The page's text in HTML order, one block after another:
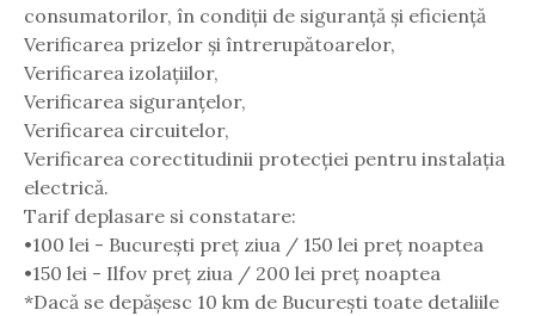
consumatorilor, în condiții de siguranță și eficiență
Verificarea prizelor și întrerupătoarelor,
Verificarea izolațiilor,
Verificarea siguranțelor,
Verificarea circuitelor,
Verificarea corectitudinii protecției pentru instalația
electrică.
Tarif deplasare si constatare:
•100 lei - București preț ziua / 150 lei preț noaptea
•150 lei - Ilfov preț ziua / 200 lei preț noaptea
*Dacă se depășesc 10 km de București toate detaliile